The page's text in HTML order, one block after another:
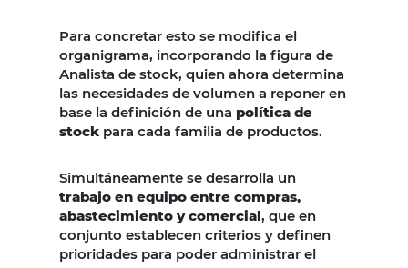
Para concretar esto se modifica el
organigrama, incorporando la figura de
Analista de stock, quien ahora determina
las necesidades de volumen a reponer en
base la definición de una política de
stock para cada familia de productos.
Simultáneamente se desarrolla un
trabajo en equipo entre compras,
abastecimiento y comercial, que en
conjunto establecen criterios y definen
prioridades para poder administrar el